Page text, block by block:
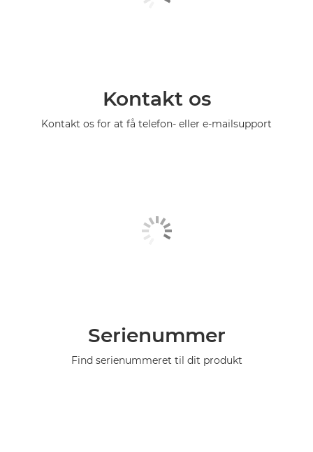
Kontakt os
Kontakt os for at få telefon- eller e-mailsupport
Serienummer
Find serienummeret til dit produkt